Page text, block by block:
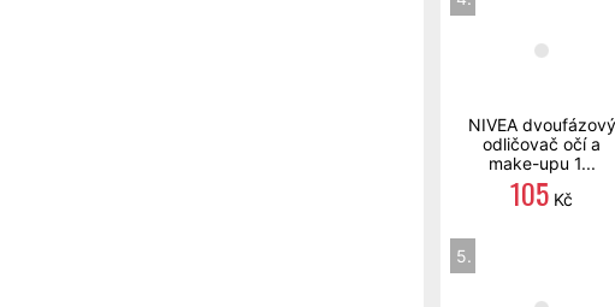
NIVEA dvoufázový
odličovač očí a
make-upu 1...
105 Kč
5.